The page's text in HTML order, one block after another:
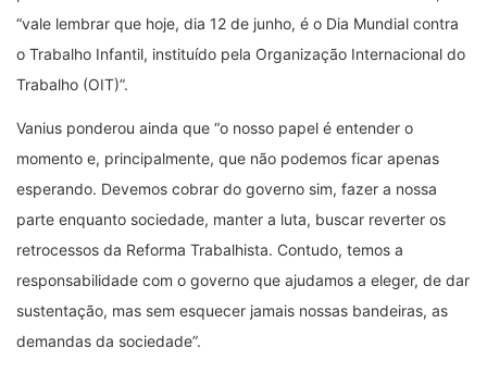
“vale lembrar que hoje, dia 12 de junho, é o Dia Mundial contra
o Trabalho Infantil, instituído pela Organização Internacional do
Trabalho (OIT)”.
Vanius ponderou ainda que “o nosso papel é entender o
momento e, principalmente, que não podemos ficar apenas
esperando. Devemos cobrar do governo sim, fazer a nossa
parte enquanto sociedade, manter a luta, buscar reverter os
retrocessos da Reforma Trabalhista. Contudo, temos a
responsabilidade com o governo que ajudamos a eleger, de dar
sustentação, mas sem esquecer jamais nossas bandeiras, as
demandas da sociedade”.